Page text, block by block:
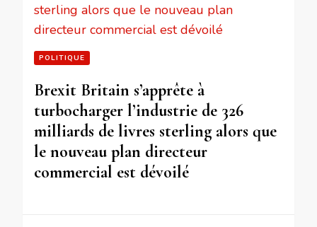
POLITIQUE
Brexit Britain s’apprête à
turbocharger l’industrie de 326
milliards de livres sterling alors que
le nouveau plan directeur
commercial est dévoilé